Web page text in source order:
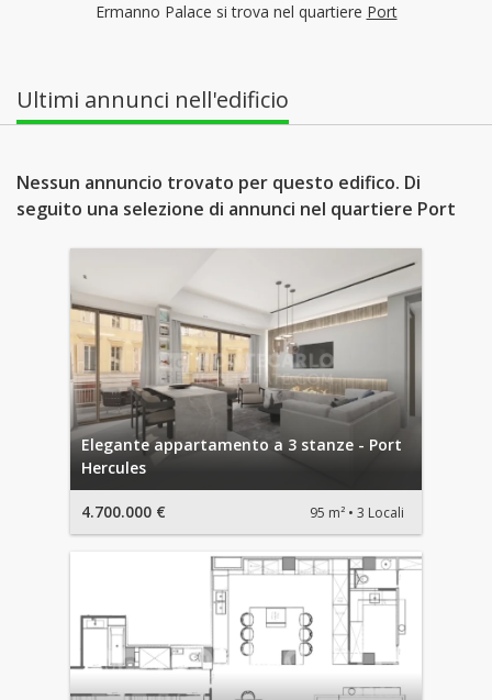
Ermanno Palace si trova nel quartiere Port
Ultimi annunci nell'edificio
Nessun annuncio trovato per questo edifico. Di
seguito una selezione di annunci nel quartiere Port
Elegante appartamento a 3 stanze - Port
Hercules
4.700.000 € 95 m² 3 Locali